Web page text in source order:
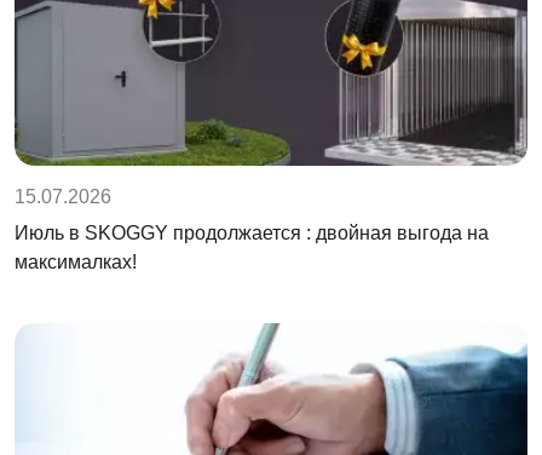
15.07.2026
Июль в SKOGGY продолжается : двойная выгода на
максималках!